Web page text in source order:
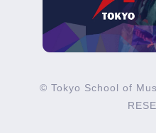
© Tokyo School of